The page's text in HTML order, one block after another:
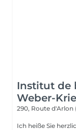
Institut de
Weber-
290, Route d'Arlon
Ich heiße Sie